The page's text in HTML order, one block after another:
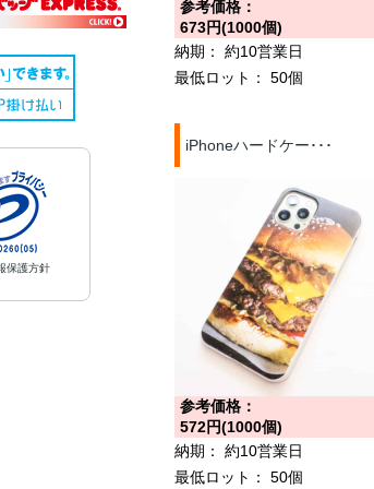
参考価格：
673円(1000個)
納期：
約10営業日
最低ロット：
50個
iPhoneハードケー･･･
参考価格：
572円(1000個)
納期：
約10営業日
最低ロット：
50個
保護方針